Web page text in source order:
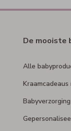
De mooiste
Alle